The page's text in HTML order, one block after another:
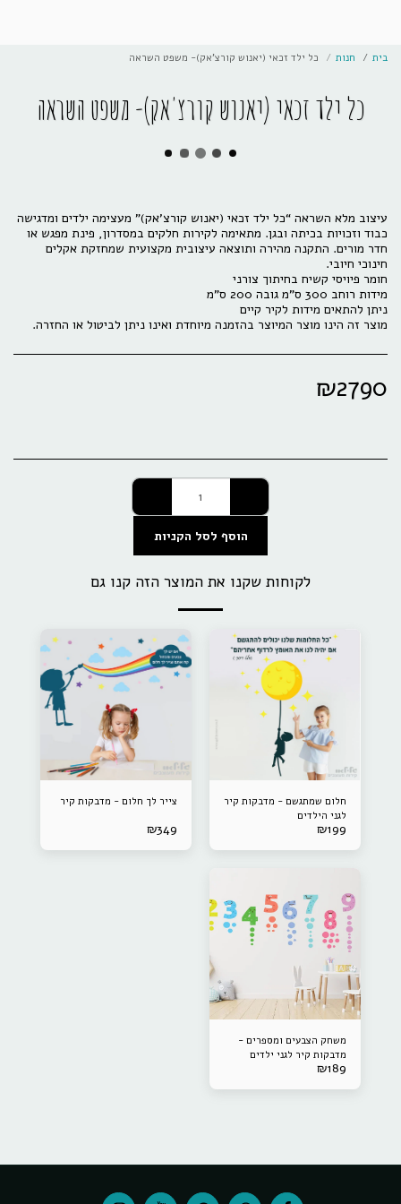
בית חנות כל ילד זכאי (יאנוש קורצ'אק)- משפט השראה
כל ילד זכאי (יאנוש קורצ'אק)- משפט השראה
עיצוב מלא השראה “כל ילד זכאי (יאנוש קורצ'אק)” מעצימה ילדים ומדגישה
כבוד וזכויות בכיתה ובגן. מתאימה לקירות חלקים במסדרון, פינת מפגש או
חדר מורים. התקנה מהירה ותוצאה עיצובית מקצועית שמחזקת אקלים
מוצר זה הינו מוצר המיוצר בהזמנה מיוחדת ואינו ניתן לביטול או החזרה.
₪2790
הוסף לסל הקניות
לקוחות שקנו את המוצר הזה קנו גם
חלום שמתגשם - מדבקות קיר
לגני הילדים
₪199
צייר לך חלום - מדבקות קיר
₪349
משחק הצבעים ומספרים -
מדבקות קיר לגני ילדים
₪189